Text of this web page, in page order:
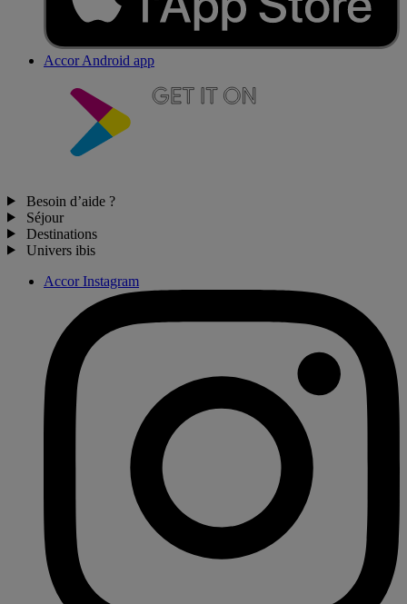
Accor Android app
Besoin d’aide ?
Séjour
Destinations
Univers ibis
Accor Instagram